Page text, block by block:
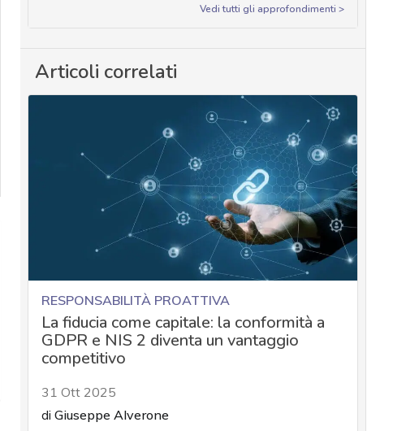
Vedi tutti gli approfondimenti >
Articoli correlati
RESPONSABILITÀ PROATTIVA
La fiducia come capitale: la conformità a
GDPR e NIS 2 diventa un vantaggio
competitivo
31 Ott 2025
di Giuseppe Alverone